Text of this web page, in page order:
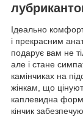
Ідеально
і прекрасним
подарує вам не
але і стане
камінчиках на
жінкам, що
каплевидна
кінчик